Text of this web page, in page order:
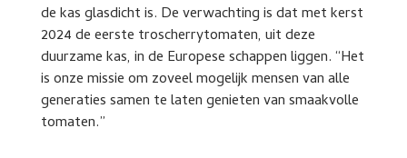
de kas glasdicht is. De verwachting is dat met kerst
2024 de eerste troscherrytomaten, uit deze
duurzame kas, in de Europese schappen liggen. “Het
is onze missie om zoveel mogelijk mensen van alle
generaties samen te laten genieten van smaakvolle
tomaten.”